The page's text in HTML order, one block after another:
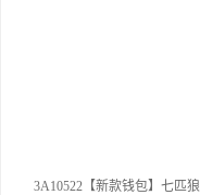
3A10522【新款钱包】七匹狼